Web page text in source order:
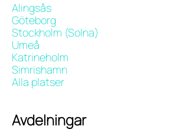
Alingsås
Göteborg
Stockholm (Solna)
Umeå
Katrineholm
Simrishamn
Alla platser
Avdelningar